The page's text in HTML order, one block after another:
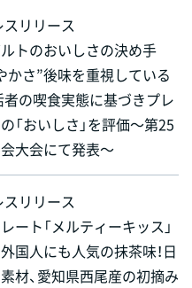
スリリース
トのおいしさの決め手
かさ”後味を重視している
の喫食実態に基づきプレ
「おいしさ」を評価～第25
大会にて発表～
スリリース
ート「メルティーキッス」
国人にも人気の抹茶味！日
材、愛知県西尾産の初摘み